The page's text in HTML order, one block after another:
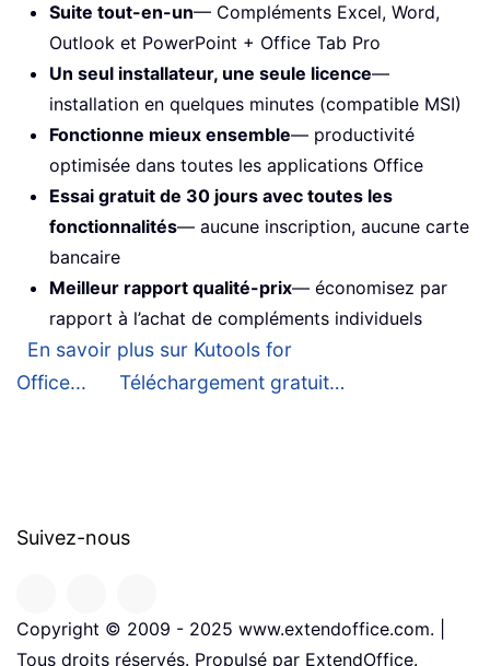
Suite tout-en-un— Compléments Excel, Word,
Outlook et PowerPoint + Office Tab Pro
Un seul installateur, une seule licence—
installation en quelques minutes (compatible MSI)
Fonctionne mieux ensemble— productivité
optimisée dans toutes les applications Office
Essai gratuit de 30 jours avec toutes les
fonctionnalités— aucune inscription, aucune carte
bancaire
Meilleur rapport qualité-prix— économisez par
rapport à l’achat de compléments individuels
En savoir plus sur Kutools for
Office...
Téléchargement gratuit…
Suivez-nous
Copyright © 2009 - 2025 www.extendoffice.com. |
Tous droits réservés. Propulsé par ExtendOffice.